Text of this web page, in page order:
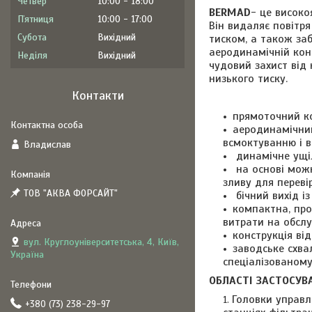
BERMAD- це
Він видаляє
тиском, а також
аеродинамічній
чудовий захист
низького тиску.
прямоточний
всмоктуванню і
динамічне
на основі
зливу для
бічний вихід
компактна,
витрати на
конструкція
заводське
ОБЛАСТІ
Головки
Пʼятниця
10:00
17:00
Субота
Вихідний
Неділя
Вихідний
Контакти
Владислав
ТОВ "АКВА ФОРСАЙТ"
вул. Круглоуніверситетська, 4, Київ,
Україна
+380 (73) 238-29-97